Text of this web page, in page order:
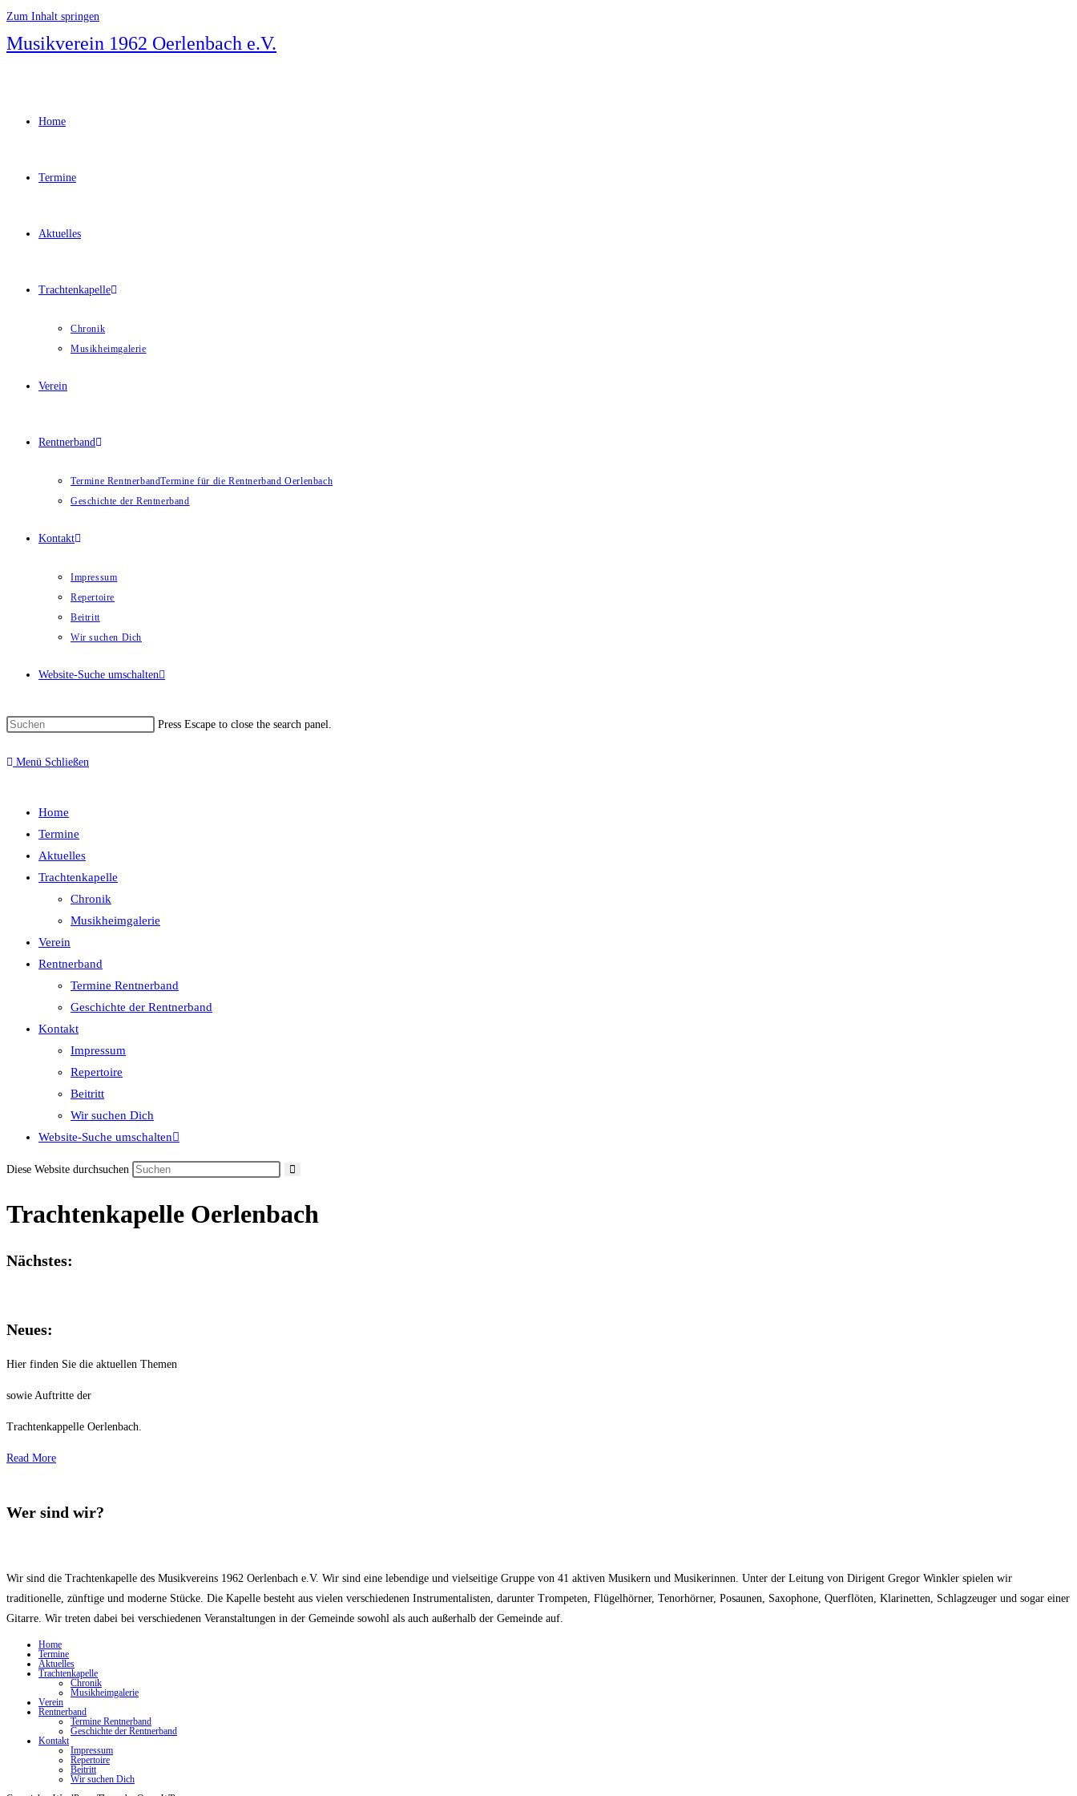
Zum Inhalt springen
Musikverein 1962 Oerlenbach e.V.
Home
Termine
Aktuelles
Trachtenkapelle
Chronik
Musikheimgalerie
Verein
Rentnerband
Termine RentnerbandTermine für die Rentnerband Oerlenbach
Geschichte der Rentnerband
Kontakt
Impressum
Repertoire
Beitritt
Wir suchen Dich
Website-Suche umschalten
Press Escape to close the search panel.
Menü Schließen
Home
Termine
Aktuelles
Trachtenkapelle
Chronik
Musikheimgalerie
Verein
Rentnerband
Termine Rentnerband
Geschichte der Rentnerband
Kontakt
Impressum
Repertoire
Beitritt
Wir suchen Dich
Website-Suche umschalten
Diese Website durchsuchen
Trachtenkapelle Oerlenbach
Nächstes:
Neues:
Hier finden Sie die aktuellen Themen
sowie Auftritte der
Trachtenkappelle Oerlenbach.
Read More
Wer sind wir?
Wir sind die Trachtenkapelle des Musikvereins 1962 Oerlenbach e.V. Wir sind eine lebendige und vielseitige Gruppe von 41 aktiven Musikern und Musikerinnen. Unter der Leitung von Dirigent Gregor Winkler spielen wir
traditionelle, zünftige und moderne Stücke. Die Kapelle besteht aus vielen verschiedenen Instrumentalisten, darunter Trompeten, Flügelhörner, Tenorhörner, Posaunen, Saxophone, Querflöten, Klarinetten, Schlagzeuger und sogar einer
Gitarre. Wir treten dabei bei verschiedenen Veranstaltungen in der Gemeinde sowohl als auch außerhalb der Gemeinde auf.
Home
Termine
Aktuelles
Trachtenkapelle
Chronik
Musikheimgalerie
Verein
Rentnerband
Termine Rentnerband
Geschichte der Rentnerband
Kontakt
Impressum
Repertoire
Beitritt
Wir suchen Dich